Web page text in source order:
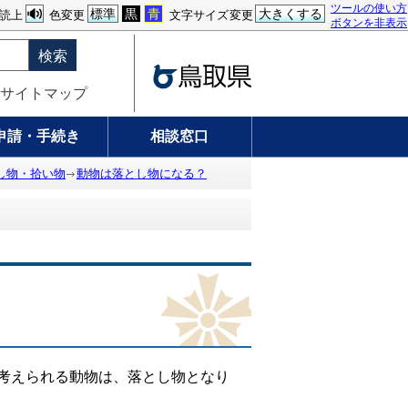
ツールの使い方
ボタンを非表示
文字サイズ変更 大きくする
色変更 標準 黒 青
読上
検索
サイトマップ
請・手続き 相談窓口
物・拾い物 動物は落とし物になる？
えられる動物は、落とし物となり